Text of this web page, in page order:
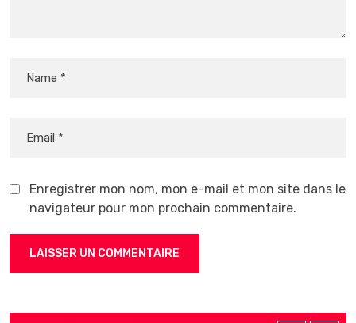
Enregistrer mon nom, mon e-mail et mon site dans le
navigateur pour mon prochain commentaire.